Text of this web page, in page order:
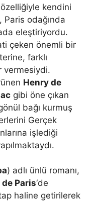
kendini
Paris odağında
eleştiriyordu.
çeken önemli bir
farklı
vermesiydi.
Henry de
gibi öne çıkan
bağı kurmuş
Gerçek
işlediği
) adlı ünlü romanı,
de Paris‘de
haline getirilerek